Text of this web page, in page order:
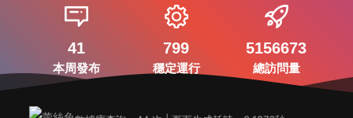
41
本周發布
799
穩定運行
5156673
總訪問量